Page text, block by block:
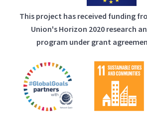
This project has received funding
Union's Horizon 2020 research
program under grant